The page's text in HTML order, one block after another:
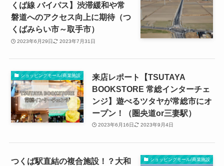
くば線 バイパス】渋滞緩和や常
磐道へのアクセス向上に期待（つ
くばみらい市～取手市）
2023年6月29日 2023年7月31日
ショッピングモール/商業施設
来店レポート【TSUTAYA
BOOKSTORE 常総インターチェ
ンジ】遊べるツタヤが常総市にオ
ープン！（圏央道or三妻駅）
2023年6月16日 2023年9月4日
ショッピングモール/商業施設
つくば駅直結の複合施設！？大和